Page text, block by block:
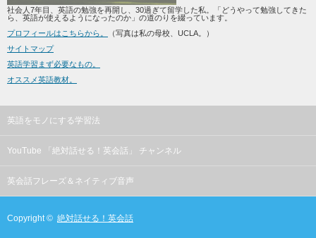
社会人7年目、英語の勉強を再開し、30過ぎて留学した私。「どうやって勉強してきた
ら、英語が使えるようになったのか」の道のりを綴っています。
プロフィールはこちらから。
（写真は私の母校、UCLA。）
サイトマップ
英語学習まず必要なもの。
オススメ英語教材。
英語をモノにする学習法
YouTube 「絶対話せる！英会話」 チャンネル
英会話フレーズ＆ネイティブ音声
Copyright © 絶対話せる！英会話